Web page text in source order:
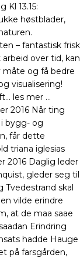
13.15:
høstblader,
– fantastisk frisk
over tid, kan
måte og få bedre
visualisering!
les mer …
2016 Når ting
bygg- og
får dette
triana iglesias
2016 Daglig leder
gleder seg til
skal
vilde erindre
at de maa saae
Erindring
hadde Hauge
på farsgården,